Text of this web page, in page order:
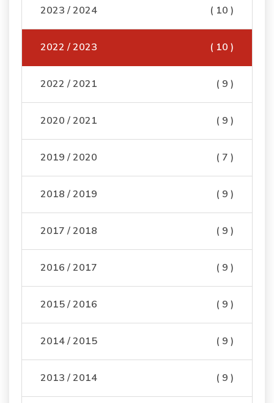
2023 / 2024 ( 10 )
2022 / 2023 ( 10 )
2022 / 2021 ( 9 )
2020 / 2021 ( 9 )
2019 / 2020 ( 7 )
2018 / 2019 ( 9 )
2017 / 2018 ( 9 )
2016 / 2017 ( 9 )
2015 / 2016 ( 9 )
2014 / 2015 ( 9 )
2013 / 2014 ( 9 )